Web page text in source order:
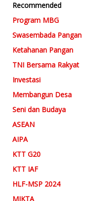
Recommended
Program MBG
Swasembada Pangan
Ketahanan Pangan
TNI Bersama Rakyat
Investasi
Membangun Desa
Seni dan Budaya
ASEAN
AIPA
KTT G20
KTT IAF
HLF-MSP 2024
MIKTA